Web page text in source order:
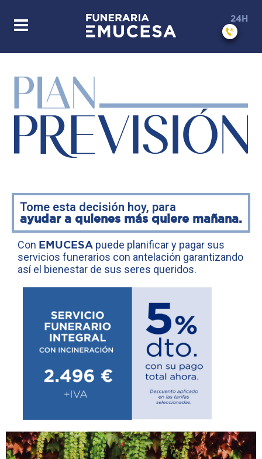
24H
Tome esta decisión hoy, para
ayudar a quienes más quiere mañana.
Con EMUCESA puede planificar y pagar sus
servicios funerarios con antelación garantizando
así el bienestar de sus seres queridos.